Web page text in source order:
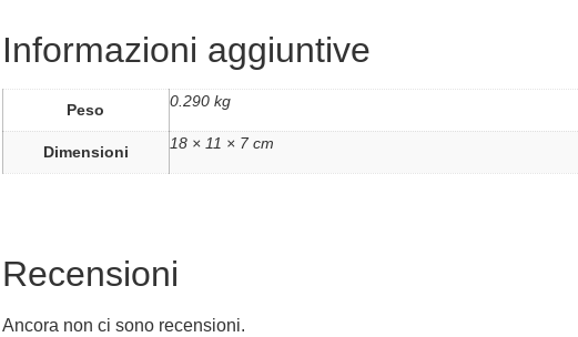
Informazioni aggiuntive
Peso 0.290 kg
Dimensioni 18 × 11 × 7 cm
Recensioni
Ancora non ci sono recensioni.